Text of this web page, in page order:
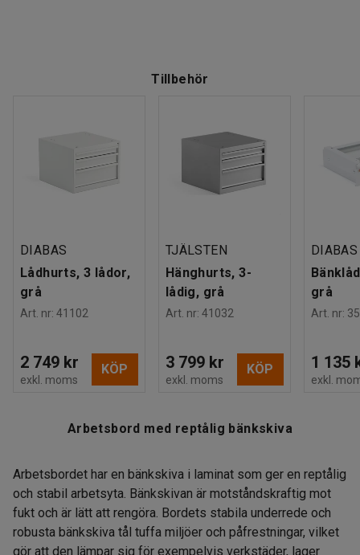
Tillbehör
DIABAS
Lådhurts, 3 lådor,
grå
Art. nr: 41102
2 749 kr
exkl. moms
KÖP
TJÄLSTEN
Hänghurts, 3-
lådig, grå
Art. nr: 41032
3 799 kr
exkl. moms
KÖP
DIABAS
grå
Art. nr:
1 135
exkl.
Arbetsbord med reptålig bänkskiva
Arbetsbordet har en bänkskiva i laminat som ger en reptålig
och stabil arbetsyta. Bänkskivan är motståndskraftig mot
fukt och är lätt att rengöra. Bordets stabila underrede och
robusta bänkskiva tål tuffa miljöer och påfrestningar, vilket
gör att den lämpar sig för exempelvis verkstäder, lager